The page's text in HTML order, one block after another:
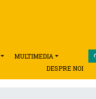
MULTIMEDIA
DESPRE NOI